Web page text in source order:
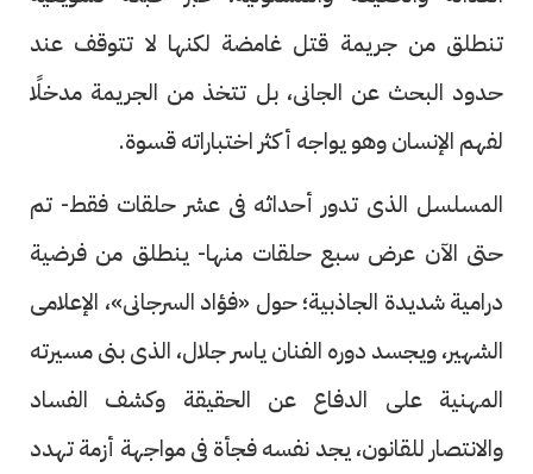
تنطلق من جريمة قتل غامضة لكنها لا تتوقف عند
حدود البحث عن الجانى، بل تتخذ من الجريمة مدخلًا
لفهم الإنسان وهو يواجه أكثر اختباراته قسوة.
المسلسل الذى تدور أحداثه فى عشر حلقات فقط- تم
حتى الآن عرض سبع حلقات منها- ينطلق من فرضية
درامية شديدة الجاذبية؛ حول «فؤاد السرجانى»، الإعلامى
الشهير، ويجسد دوره الفنان ياسر جلال، الذى بنى مسيرته
المهنية على الدفاع عن الحقيقة وكشف الفساد
والانتصار للقانون، يجد نفسه فجأة فى مواجهة أزمة تهدد